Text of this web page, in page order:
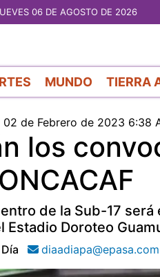
06 DE AGOSTO DE 2026
MUNDO TIERRA
02 de Febrero de 2023 6:38
los
de la Sub-17
Estadio Doroteo
diaadiapa@epasa.com